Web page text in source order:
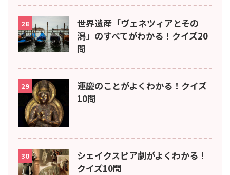
28
世界遺産「ヴェネツィアとその
潟」のすべてがわかる！クイズ20
問
29
運慶のことがよくわかる！クイズ
10問
30
シェイクスピア劇がよくわかる！
クイズ10問